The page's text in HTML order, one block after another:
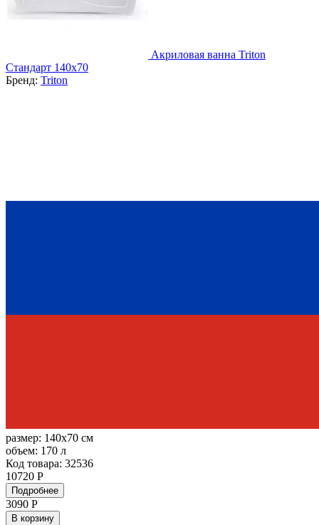
Акриловая ванна Triton
Стандарт 140х70
Бренд: Triton
размер: 140x70 см
объем: 170 л
Код товара: 32536
10720 Р
Подробнее
3090 Р
В корзину